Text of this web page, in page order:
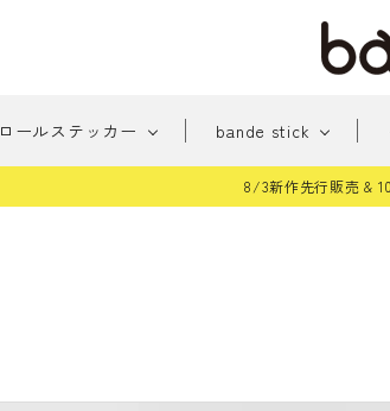
ロールステッカー
書けるロールステッカー その他
bande stick
8/3新作先行販売 &